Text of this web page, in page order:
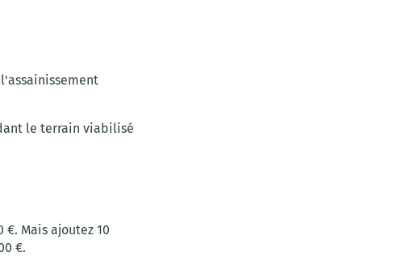
le terrain viabilisé
Mais ajoutez 10
€.